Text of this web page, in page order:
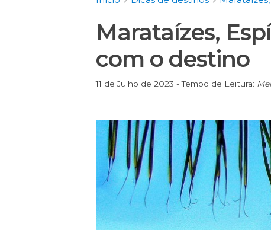
Marataízes,
com o destino
11 de Julho de 2023 - Tempo de Leitura: